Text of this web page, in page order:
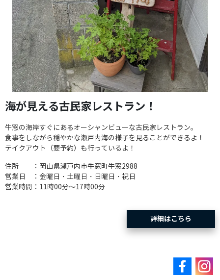
海が見える古民家レストラン！
牛窓の海岸すぐにあるオーシャンビューな古民家レストラン。
食事をしながら穏やかな瀬戸内海の様子を見ることができるよ！
テイクアウト（要予約）も行っているよ！
住所 ：岡山県瀬戸内市牛窓町牛窓2988
営業日 ：金曜日・土曜日・日曜日・祝日
営業時間：11時00分～17時00分
詳細はこちら